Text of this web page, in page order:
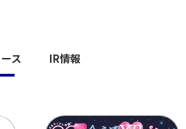
ス IR情報